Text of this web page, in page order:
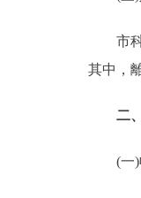
市科
其中，
二
(一)